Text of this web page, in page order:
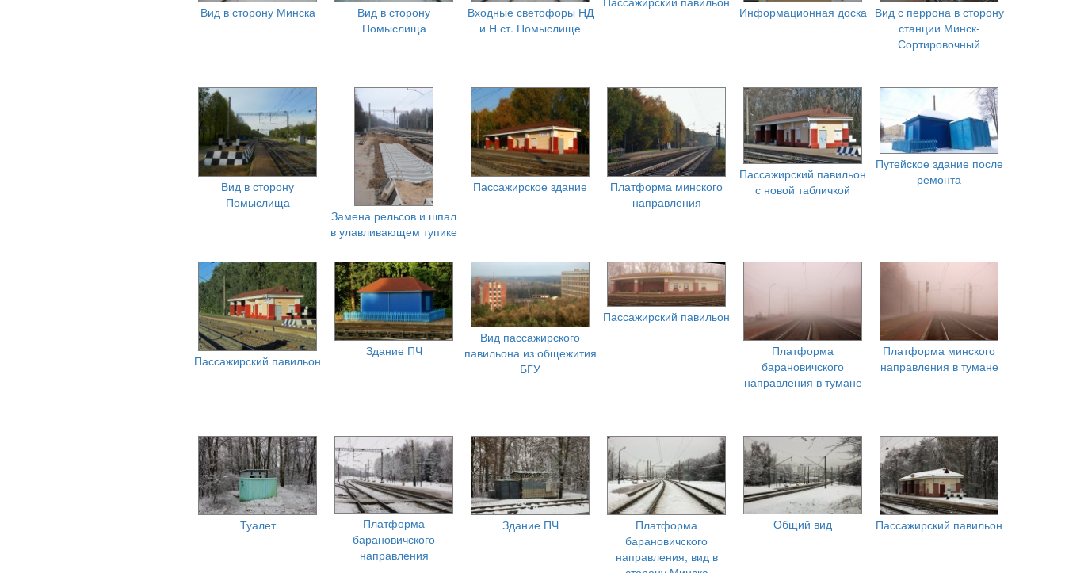
Вид в сторону Минска
Вид в сторону
Помыслища
Входные светофоры НД
и Н ст. Помыслище
Информационная доска Вид с перрона в сторону
станции Минск-
Сортировочный
Вид в сторону
Помыслища
Замена рельсов и шпал
в улавливающем тупике
Пассажирское здание
Платформа минского
направления
Пассажирский павильон
с новой табличкой
Путейское здание после
ремонта
Пассажирский павильон
Здание ПЧ
Вид пассажирского
павильона из общежития
БГУ
Пассажирский павильон
Платформа
барановичского
направления в тумане
Платформа минского
направления в тумане
Туалет
Платформа
барановичского
направления
Здание ПЧ
Платформа
барановичского
направления, вид в
Общий вид Пассажирский павильон